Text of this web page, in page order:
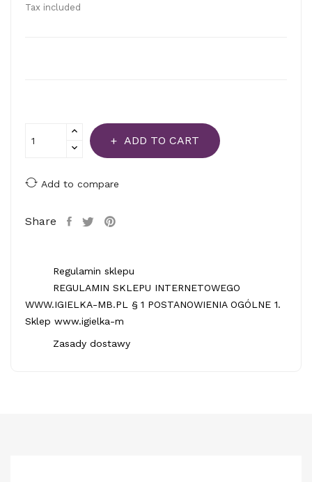
Tax included
ADD TO CART
Add to compare
Share
Regulamin sklepu
REGULAMIN SKLEPU INTERNETOWEGO
WWW.IGIELKA-MB.PL § 1 POSTANOWIENIA OGÓLNE 1.
Sklep www.igielka-m
Zasady dostawy